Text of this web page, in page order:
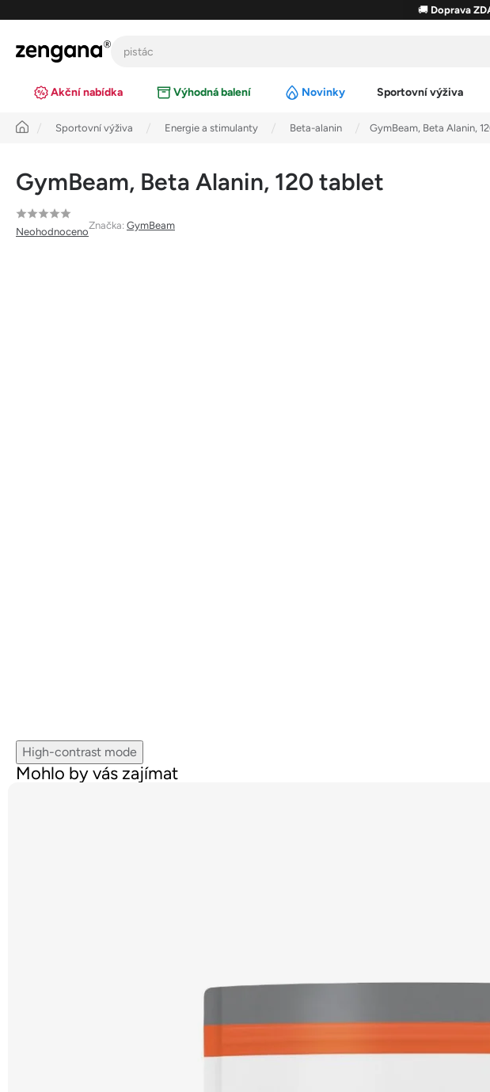
obsah
🚚 Doprava
Akční nabídka Výhodná balení Novinky Sportovní výživa
Úvod Sportovní výživa Energie a stimulanty Beta-alanin GymBeam, Beta Alanin,
GymBeam, Beta Alanin, 120 tablet
Průměrné
hodnocení
Neohodnoceno
Značka: GymBeam
High-contrast mode
Mohlo by vás zajímat